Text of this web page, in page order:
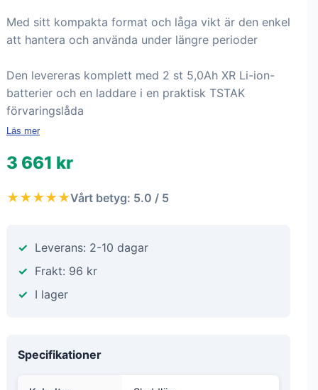
Med sitt kompakta format och låga vikt är den enkel
att hantera och använda under längre perioder
Den levereras komplett med 2 st 5,0Ah XR Li-ion-
batterier och en laddare i en praktisk TSTAK
förvaringslåda
Läs mer
3 661 kr
★★★★★Vårt betyg: 5.0 / 5
Leverans: 2-10 dagar
Frakt: 96 kr
I lager
Specifikationer